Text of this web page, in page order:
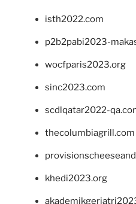
isth2022.com
p2b2pabi2023-
wocfparis2023.org
sinc2023.com
scdlqatar2022-
thecolumbiagrill.com
khedi2023.org